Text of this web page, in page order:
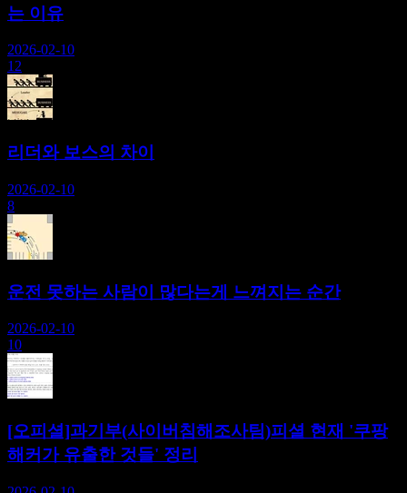
는 이유
2026-02-10
12
리더와 보스의 차이
2026-02-10
8
운전 못하는 사람이 많다는게 느껴지는 순간
2026-02-10
10
[오피셜]과기부(사이버침해조사팀)피셜 현재 '쿠팡
해커가 유출한 것들' 정리